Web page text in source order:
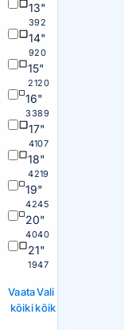
13"
392
14"
920
15"
2120
16"
3389
17"
4107
18"
4219
19"
4245
20"
4040
21"
1947
Vaata
kõiki
Vali
kõik